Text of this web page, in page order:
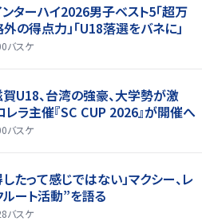
ンターハイ2026男子ベスト5「超万
外の得点力」「U18落選をバネに」
バスケ
U18、台湾の強豪、大学勢が激
ラ主催『SC CUP 2026』が開催へ
バスケ
したって感じではない」マクシー、レ
ート活動”を語る
バスケ